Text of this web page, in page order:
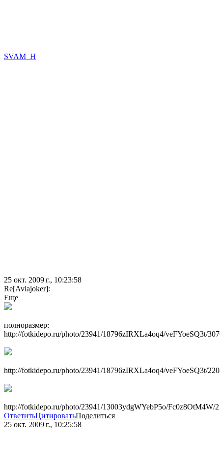
SVAM_H
25 окт. 2009 г., 10:23:58
Re[Aviajoker]:
Еще
полноразмер:
http://fotkidepo.ru/photo/23941/18796zIRXLa4oq4/veFYoeSQ3t/
http://fotkidepo.ru/photo/23941/18796zIRXLa4oq4/veFYoeSQ3t/
http://fotkidepo.ru/photo/23941/13003ydgWYebP5o/Fc0z8OtM4W/
ОтветитьЦитироватьПоделиться
25 окт. 2009 г., 10:25:58